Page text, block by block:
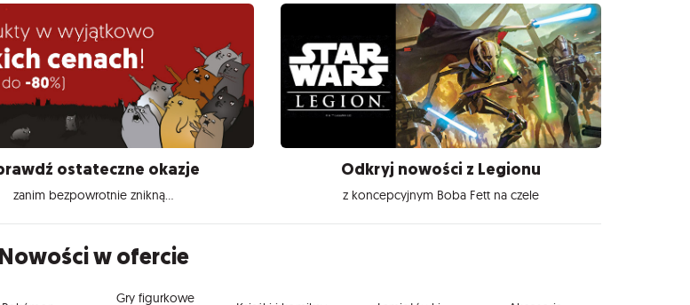
ostateczne okazje
zanim bezpowrotnie znikną...
Odkryj nowości z Legionu
z koncepcyjnym Boba Fett na czele
Nowości w ofercie
Gry figurkowe